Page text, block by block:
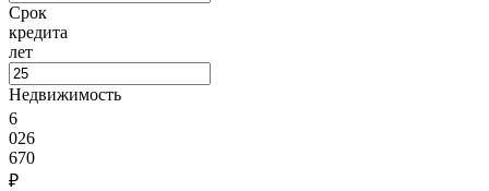
Срок
кредита
лет
Недвижимость
6
026
670
₽